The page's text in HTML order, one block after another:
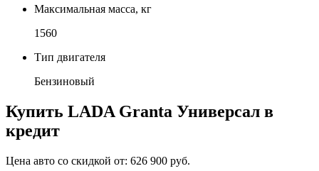
Максимальная масса, кг
1560
Тип двигателя
Бензиновый
Купить LADA Granta Универсал в
кредит
Цена авто со скидкой от: 626 900 руб.